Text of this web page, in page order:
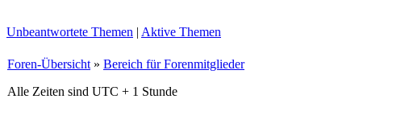
Unbeantwortete Themen | Aktive Themen
Foren-Übersicht » Bereich für Forenmitglieder
Alle Zeiten sind UTC + 1 Stunde